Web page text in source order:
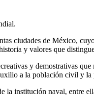
ciudades de México,
y valores que
y demostrativas
a la población civil y
la institución naval, entre